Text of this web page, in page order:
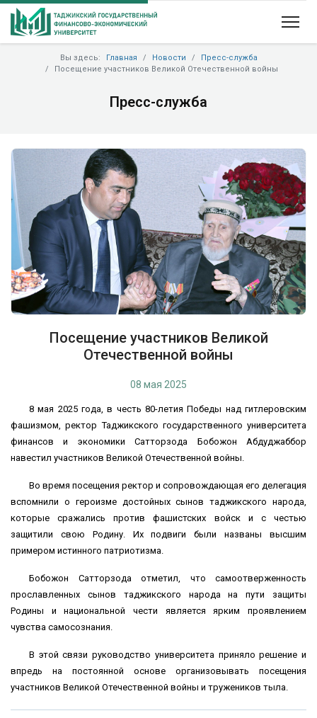
Вы здесь: Главная Новости
Пресс-служба
Посещение участников Великой Отечественной войны
Пресс-служба
Посещение участников Великой
Отечественной войны
08 мая 2025
8 мая 2025 года, в честь 80-летия Победы над гитлеровским
фашизмом, ректор Таджикского государственного университета
финансов и экономики Сатторзода Бобожон Абдуджаббор
навестил участников Великой Отечественной войны.
Во время посещения ректор и сопровождающая его делегация
вспомнили о героизме достойных сынов таджикского народа,
которые сражались против фашистских войск и с честью
защитили свою Родину. Их подвиги были названы высшим
примером истинного патриотизма.
Бобожон Сатторзода отметил, что самоотверженность
прославленных сынов таджикского народа на пути защиты
Родины и национальной чести является ярким проявлением
чувства самосознания.
В этой связи руководство университета приняло решение и
впредь на постоянной основе организовывать посещения
участников Великой Отечественной войны и тружеников тыла.